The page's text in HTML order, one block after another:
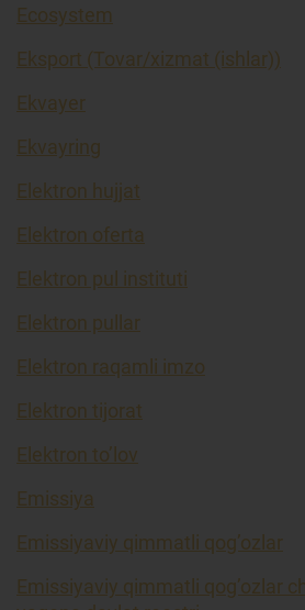
Ecosystem
Eksport (Tovar/xizmat (ishlar))
Ekvayer
Ekvayring
Elektron hujjat
Elektron oferta
Elektron pul instituti
Elektron pullar
Elektron raqamli imzo
Elektron tijorat
Elektron to’lov
Emissiya
Emissiyaviy qimmatli qog’ozlar
Emissiyaviy qimmatli qog’ozlar